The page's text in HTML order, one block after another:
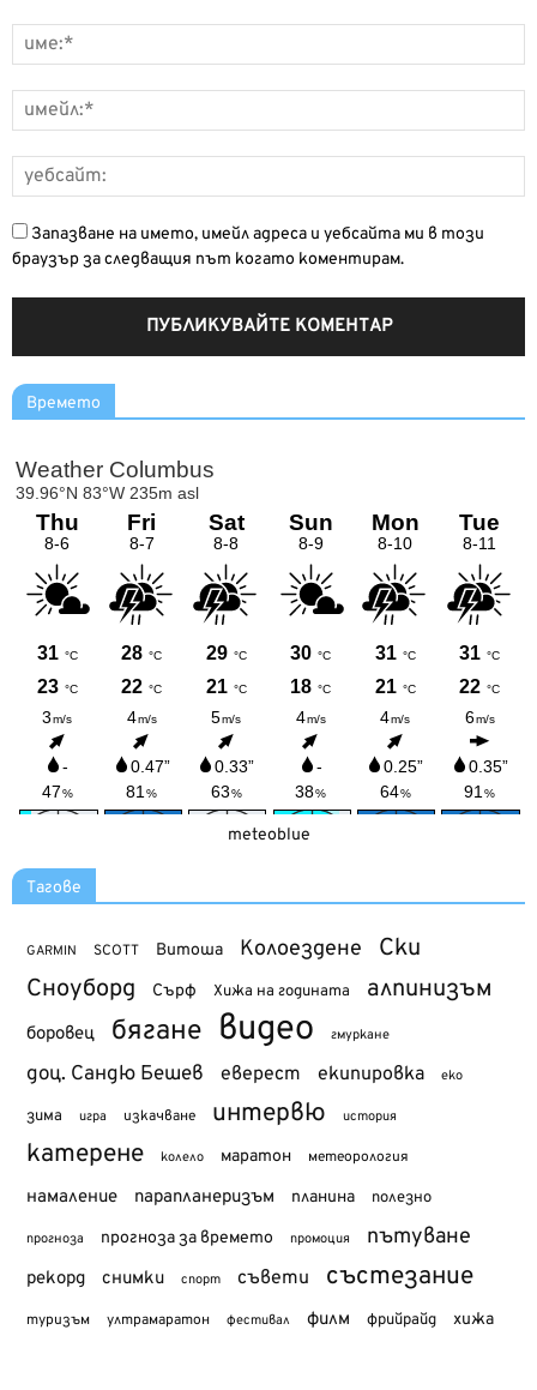
Запазване на името, имейл адреса и уебсайта ми в този
браузър за следващия път когато коментирам.
Времето
meteoblue
Тагове
GARMIN SCOTT Витоша Колоездене Ски
Сноуборд Сърф Хижа на годината алпинизъм
боровец бягане видео гмуркане
доц. Сандю Бешев еверест екипировка еко
зима игра изкачване интервю история
катерене колело маратон метеорология
намаление парапланеризъм планина полезно
прогноза прогноза за времето промоция пътуване
рекорд снимки спорт съвети състезание
туризъм ултрамаратон фестивал филм фрийрайд хижа